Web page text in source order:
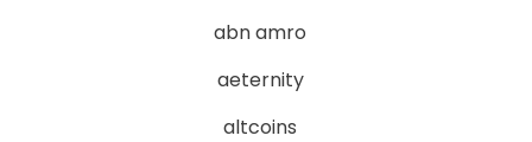
abn amro
aeternity
altcoins